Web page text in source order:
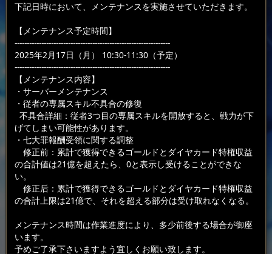
下記日時において、メンテナンスを実施させていただきます。
【メンテナンス予定時間】
----------------------------------------------------------------
2025年2月17日（月） 10:30-11:30（予定）
----------------------------------------------------------------
【メンテナンス内容】
・サーバーメンテナンス
・従者の専属スキル不具合の修復
不具合詳細：従者3つ目の専属スキルを開放すると、戦力が下
げてしまい可能性があります。
・七大罪報酬受領に関する調整
修正前：累計で獲得できるゴールドとダイヤカード特権収益
の合計値は21億を超えたら、0と表示し受けることができな
い。
修正后：累計で獲得できるゴールドとダイヤカード特権収益
の合計上限は21億で、それを超える部分は受け取れなくなる。
メンテナンス時間は作業進度により、多少前後する場合が御座
います。
予めご了承下さいますよう宜しくお願い致します。